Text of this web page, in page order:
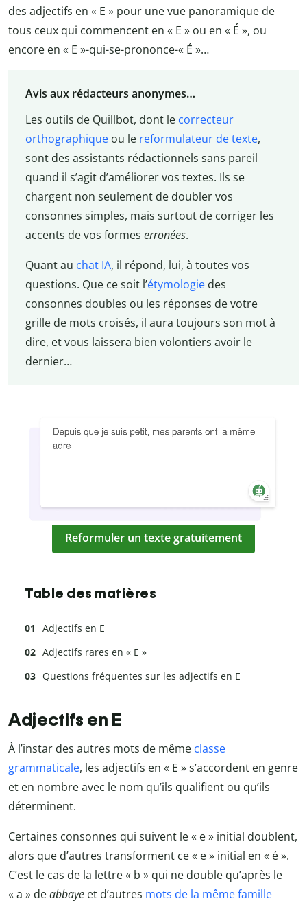
des adjectifs en « E » pour une vue panoramique de
tous ceux qui commencent en « E » ou en « É », ou
encore en « E »-qui-se-prononce-« É »…
Avis aux rédacteurs anonymes…
Les outils de Quillbot, dont le correcteur
orthographiqueou le reformulateur de texte,
sont des assistants rédactionnels sans pareil
quand il s’agit d’améliorer vos textes. Ils se
chargent non seulement de doubler vos
consonnes simples, mais surtout de corriger les
accents de vos formes erronées.
Quant au chat IA, il répond, lui, à toutes vos
questions. Que ce soit l’étymologiedes
consonnes doubles ou les réponses de votre
grille de mots croisés, il aura toujours son mot à
dire, et vous laissera bien volontiers avoir le
dernier…
Reformuler un texte gratuitement
Table des matières
Adjectifs en E
Adjectifs rares en « E »
Questions fréquentes sur les adjectifs en E
Adjectifs en E
À l’instar des autres mots de même classe
grammaticale, les adjectifs en « E » s’accordent en genre
et en nombre avec le nom qu’ils qualifient ou qu’ils
déterminent.
Certaines consonnes qui suivent le « e » initial doublent,
alors que d’autres transforment ce « e » initial en « é ».
C’est le cas de la lettre « b » qui ne double qu’après le
« a » deabbaye et d’autres mots de la même famille